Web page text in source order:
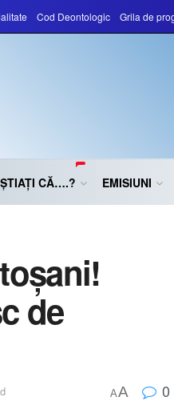
Cod Deontologic Grila de
ȘTIAȚI CĂ….? EMISIUNI
de
AA 0